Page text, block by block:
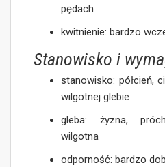
pędach
kwitnienie: bardzo
Stanowisko i
stanowisko: półcień,
wilgotnej glebie
gleba: żyzna,
wilgotna
odporność: bardzo